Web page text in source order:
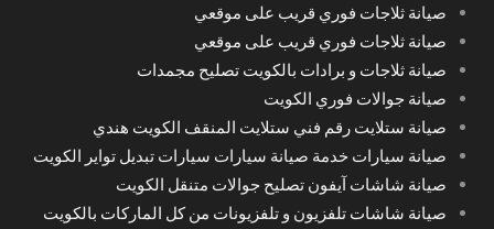
صيانة ثلاجات فوري قريب على موقعي
صيانة ثلاجات فوري قريب على موقعي
صيانة ثلاجات و برادات بالكويت تصليح مجمدات
صيانة جوالات فوري الكويت
صيانة ستلايت رقم فني ستلايت المنقف الكويت هندي
صيانة سيارات خدمة صيانة سيارات سيارات تبديل تواير الكويت
صيانة شاشات آيفون تصليح جوالات متنقل الكويت
صيانة شاشات تلفزيون و تلفزيونات من كل الماركات بالكويت